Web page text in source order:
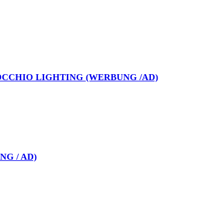
LIGHTING (WERBUNG /AD)
/ AD)